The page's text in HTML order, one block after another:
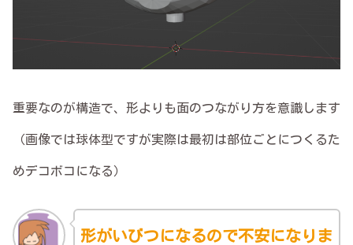
重要なのが構造で、形よりも面のつながり方を意識します
（画像では球体型ですが実際は最初は部位ごとにつくるた
めデコボコになる）
形がいびつになるので不安になりま